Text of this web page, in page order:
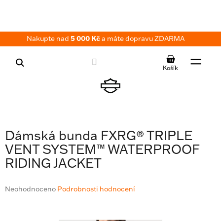
Nakupte nad 5 000 Kča máte dopravu ZDARMA
NÁKUPNÍ
KOŠÍK
Dámská bunda FXRG® TRIPLE
VENT SYSTEM™ WATERPROOF
RIDING JACKET
Průměrné
Neohodnoceno Podrobnosti hodnocení